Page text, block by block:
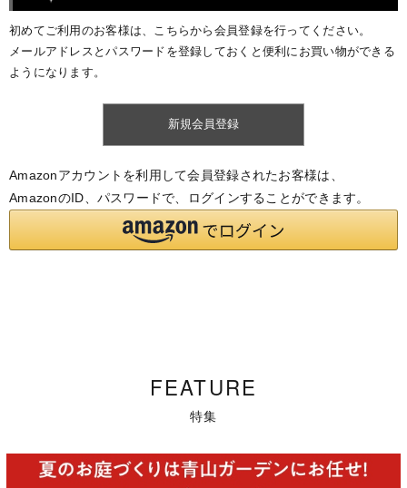
初めてご利用のお客様は、こちらから会員登録を行ってください。
メールアドレスとパスワードを登録しておくと便利にお買い物ができる
ようになります。
Amazonアカウントを利用して会員登録されたお客様は、
AmazonのID、パスワードで、ログインすることができます。
FEATURE
特集